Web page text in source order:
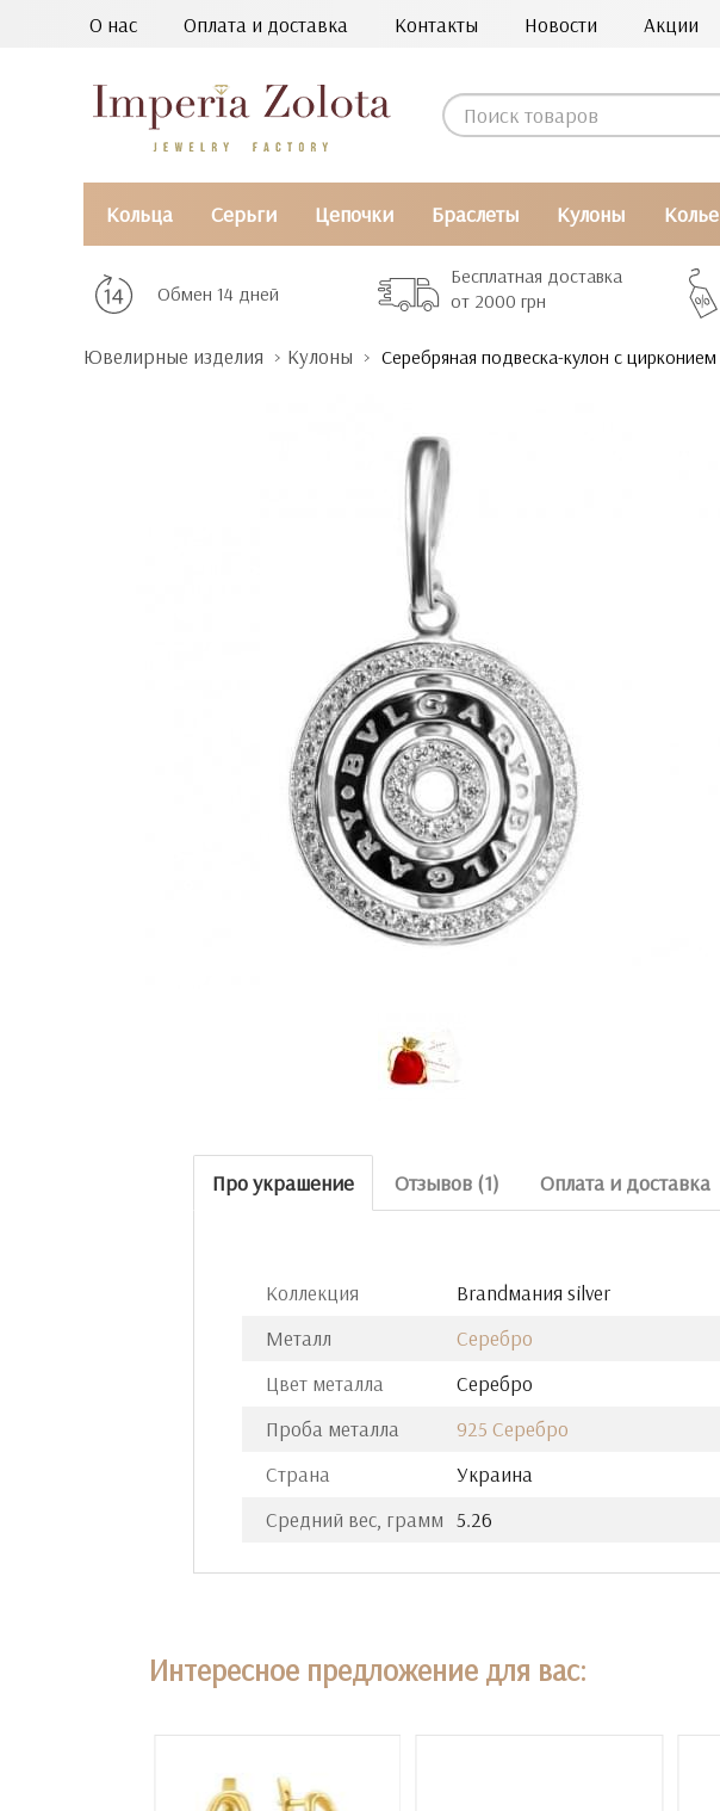
О нас Оплата и доставка Контакты Новости Акции
Кольца Серьги Цепочки Браслеты Кулоны Колье
Обмен 14 дней
Бесплатная доставка
от 2000 грн
Ювелирные изделия Кулоны Серебряная подвеска-кулон с цирконием
Про украшение Отзывов (1) Оплата и доставка
Коллекция
Brandмания silver
Металл
Серебро
Цвет металла
Серебро
Проба металла
925 Серебро
Страна
Украина
Средний вес, грамм 5.26
Интересное предложение для вас: